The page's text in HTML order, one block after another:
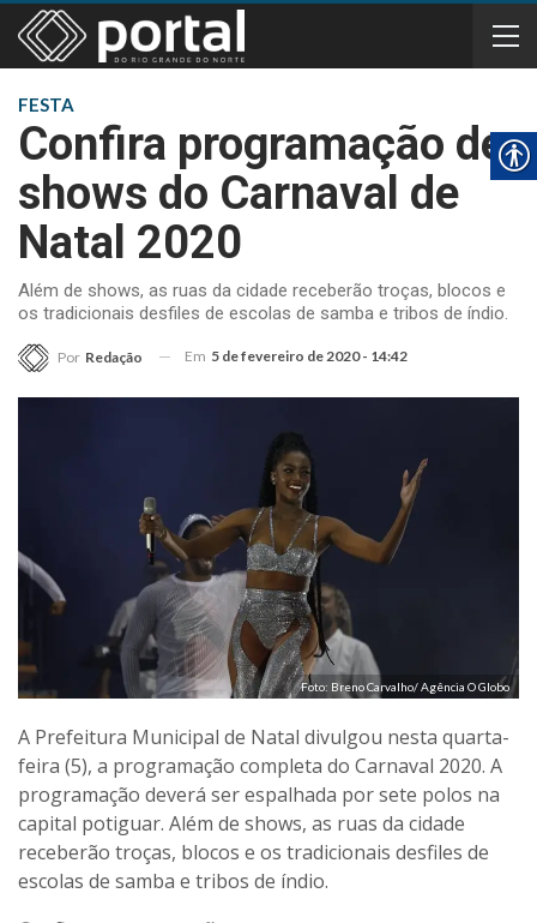
FESTA
Confira programação de
shows do Carnaval de
Natal 2020
Além de shows, as ruas da cidade receberão troças, blocos e
os tradicionais desfiles de escolas de samba e tribos de índio.
Por Redação Em 5 de fevereiro de 2020 - 14:42
Foto: Breno Carvalho/ Agência O Globo
A Prefeitura Municipal de Natal divulgou nesta quarta-
feira (5), a programação completa do Carnaval 2020. A
programação deverá ser espalhada por sete polos na
capital potiguar. Além de shows, as ruas da cidade
receberão troças, blocos e os tradicionais desfiles de
escolas de samba e tribos de índio.